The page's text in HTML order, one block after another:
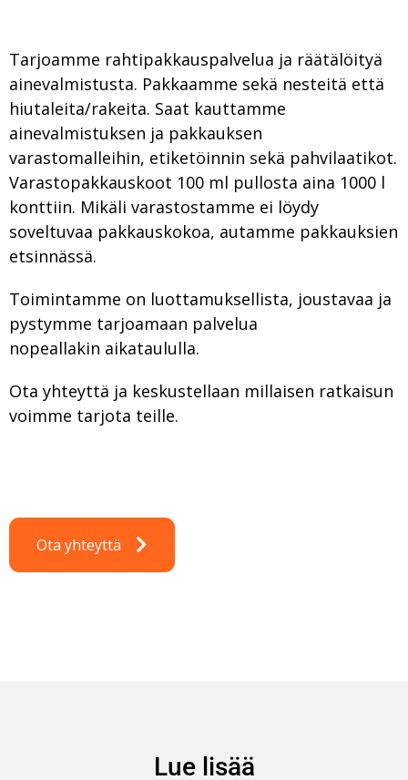
Tarjoamme rahtipakkauspalvelua ja räätälöityä
ainevalmistusta. Pakkaamme sekä nesteitä että
hiutaleita/rakeita. Saat kauttamme
ainevalmistuksen ja pakkauksen
varastomalleihin, etiketöinnin sekä pahvilaatikot.
Varastopakkauskoot 100 ml pullosta aina 1000 l
konttiin. Mikäli varastostamme ei löydy
soveltuvaa pakkauskokoa, autamme pakkauksien
etsinnässä.
Toimintamme on luottamuksellista, joustavaa ja
pystymme tarjoamaan palvelua
nopeallakin aikataululla.
Ota yhteyttä ja keskustellaan millaisen ratkaisun
voimme tarjota teille.
Ota yhteyttä
Lue lisää